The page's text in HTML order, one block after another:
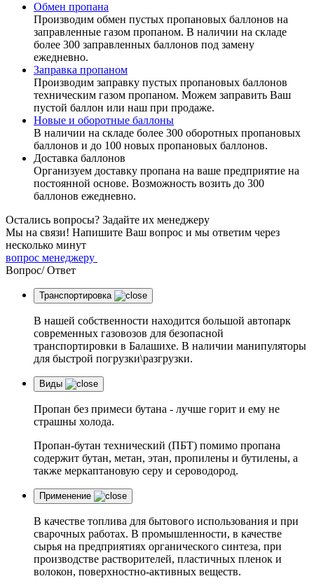
Обмен пропана
Производим обмен пустых пропановых баллонов на
заправленные газом пропаном. В наличии на складе
более 300 заправленных баллонов под замену
ежедневно.
Заправка пропаном
Производим заправку пустых пропановых баллонов
техническим газом пропаном. Можем заправить Ваш
пустой баллон или наш при продаже.
Новые и оборотные баллоны
В наличии на складе более 300 оборотных пропановых
баллонов и до 100 новых пропановых баллонов.
Доставка баллонов
Организуем доставку пропана на ваше предприятие на
постоянной основе. Возможность возить до 300
баллонов ежедневно.
Остались вопросы? Задайте их менеджеру
Мы на связи! Напишите Ваш вопрос и мы ответим через
несколько минут
вопрос менеджеру
Вопрос/Ответ
Транспортировка
В нашей собственности находится большой автопарк
современных газовозов для безопасной
транспортировки в Балашихе. В наличии манипуляторы
для быстрой погрузки\разгрузки.
Виды
Пропан без примеси бутана - лучше горит и ему не
страшны холода.
Пропан-бутан технический (ПБТ) помимо пропана
содержит бутан, метан, этан, пропилены и бутилены, а
также меркаптановую серу и сероводород.
Применение
В качестве топлива для бытового использования и при
сварочных работах. В промышленности, в качестве
сырья на предприятиях органического синтеза, при
производстве растворителей, пластичных пленок и
волокон, поверхностно-активных веществ.